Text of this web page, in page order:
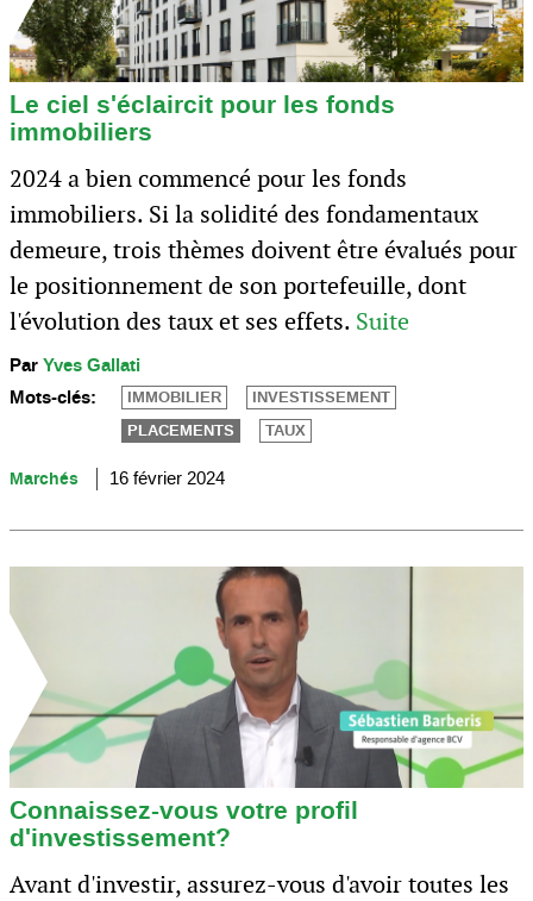
Le ciel s'éclaircit pour les fonds
immobiliers
2024 a bien commencé pour les fonds
immobiliers. Si la solidité des fondamentaux
demeure, trois thèmes doivent être évalués pour
le positionnement de son portefeuille, dont
l'évolution des taux et ses effets. Suite
ParYves Gallati
Mots-clés:
IMMOBILIER
INVESTISSEMENT
PLACEMENTS
TAUX
Marchés 16 février 2024
Connaissez-vous votre profil
d'investissement?
Avant d'investir, assurez-vous d'avoir toutes les